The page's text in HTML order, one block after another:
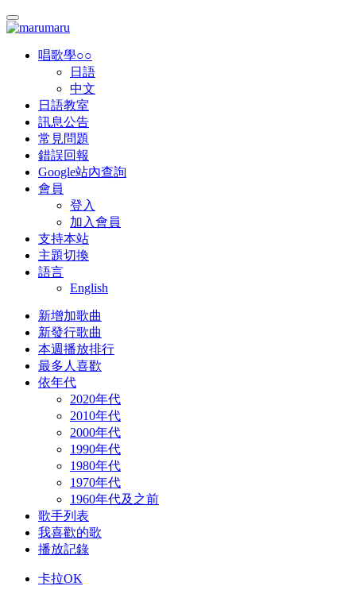
唱歌學○○
日語
中文
日語教室
訊息公告
常見問題
錯誤回報
Google站內查詢
會員
登入
加入會員
支持本站
主題切換
語言
English
新增加歌曲
新發行歌曲
本週播放排行
最多人喜歡
依年代
2020年代
2010年代
2000年代
1990年代
1980年代
1970年代
1960年代及之前
歌手列表
我喜歡的歌
播放記錄
卡拉OK